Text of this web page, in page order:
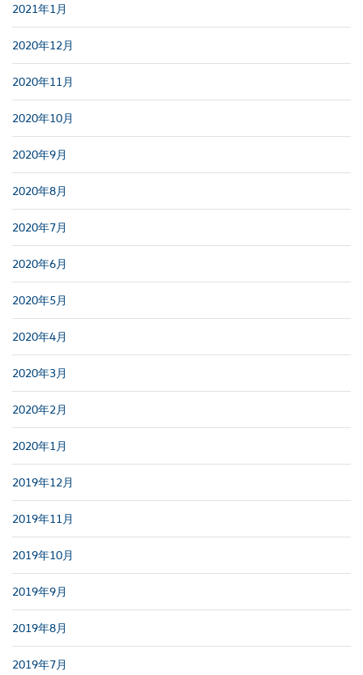
2021年1月
2020年12月
2020年11月
2020年10月
2020年9月
2020年8月
2020年7月
2020年6月
2020年5月
2020年4月
2020年3月
2020年2月
2020年1月
2019年12月
2019年11月
2019年10月
2019年9月
2019年8月
2019年7月